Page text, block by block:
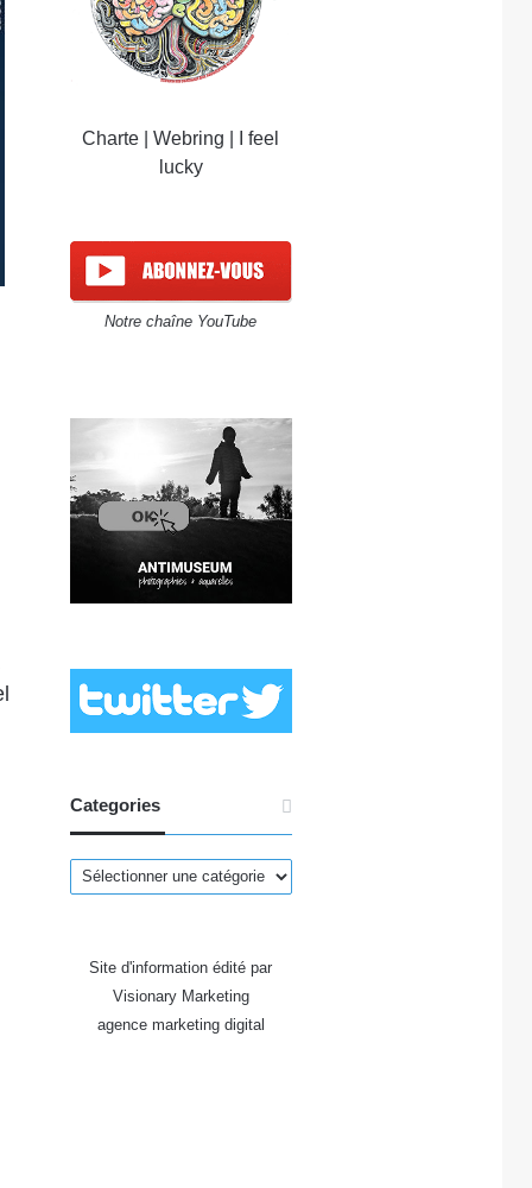
Charte |Webring
I feel
lucky
Notre chaîne YouTube
Categories
Categories
Site d'information édité par
Visionary Marketing
agence marketing digital